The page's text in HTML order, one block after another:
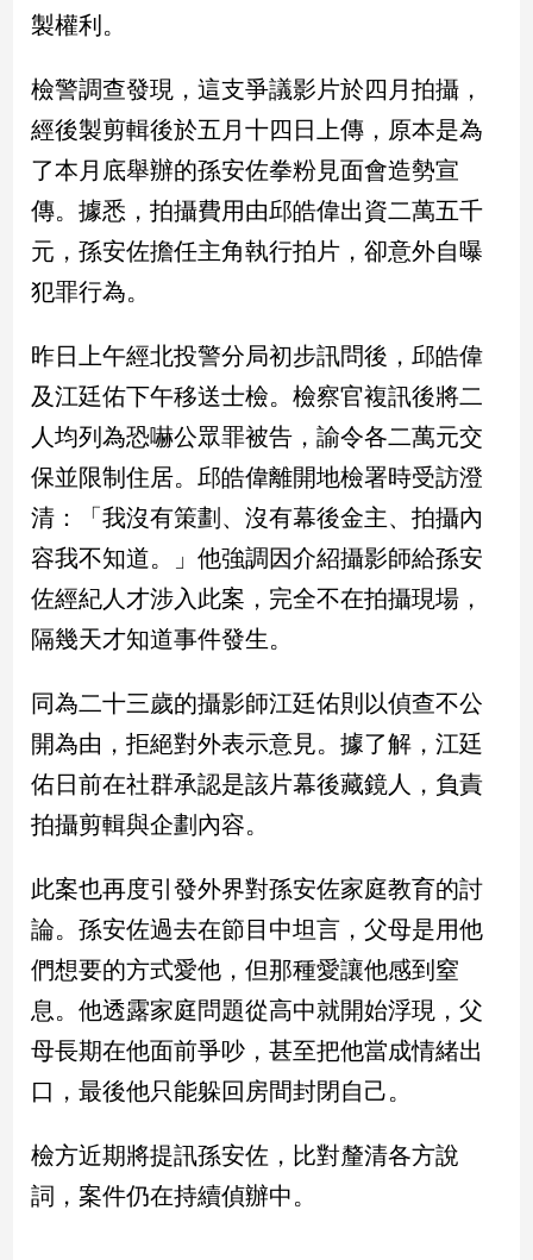
觀
兩
岸/
國
際
會/
方
新
冠
病
專
區
南
台
觀
南
台
灣
點
娛
樂
娛
星
流
行/
時
製權利。
檢警調查發現，這支爭議影片於四月拍攝，
經後製剪輯後於五月十四日上傳，原本是為
了本月底舉辦的孫安佐拳粉見面會造勢宣
傳。據悉，拍攝費用由邱皓偉出資二萬五千
元，孫安佐擔任主角執行拍片，卻意外自曝
犯罪行為。
昨日上午經北投警分局初步訊問後，邱皓偉
及江廷佑下午移送士檢。檢察官複訊後將二
人均列為恐嚇公眾罪被告，諭令各二萬元交
保並限制住居。邱皓偉離開地檢署時受訪澄
清：「我沒有策劃、沒有幕後金主、拍攝內
容我不知道。」他強調因介紹攝影師給孫安
佐經紀人才涉入此案，完全不在拍攝現場，
隔幾天才知道事件發生。
同為二十三歲的攝影師江廷佑則以偵查不公
開為由，拒絕對外表示意見。據了解，江廷
佑日前在社群承認是該片幕後藏鏡人，負責
拍攝剪輯與企劃內容。
此案也再度引發外界對孫安佐家庭教育的討
論。孫安佐過去在節目中坦言，父母是用他
們想要的方式愛他，但那種愛讓他感到窒
息。他透露家庭問題從高中就開始浮現，父
母長期在他面前爭吵，甚至把他當成情緒出
口，最後他只能躲回房間封閉自己。
檢方近期將提訊孫安佐，比對釐清各方說
詞，案件仍在持續偵辦中。